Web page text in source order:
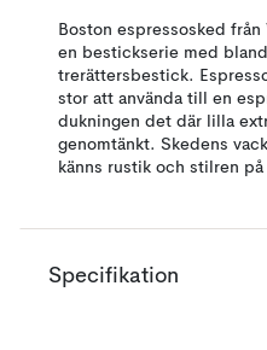
Boston espressosked
en bestickserie med
trerättersbestick.
stor att använda till en
dukningen det där lilla
genomtänkt. Skedens
känns rustik och stilren
Specifikation